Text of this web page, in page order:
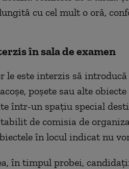
cu cel mult o oră,
în sala de examen
le este interzis să
poșete sau alte
într-un spațiu special
de comisia de
în locul indicat nu
în timpul probei,